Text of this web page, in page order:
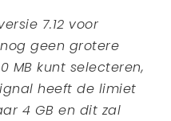
7.12 voor
geen grotere
MB kunt selecteren,
heeft de limiet
4 GB en dit zal